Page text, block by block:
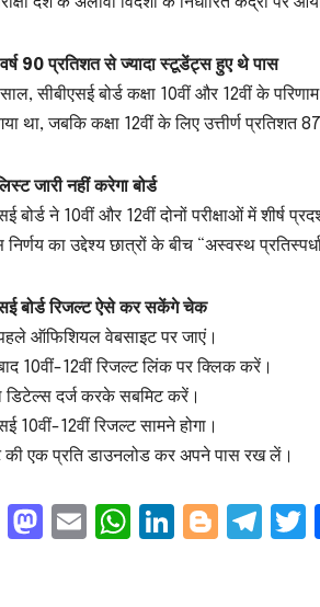
90 प्रतिशत से ज्यादा स्टूडेंट्स हुए थे पास
सीबीएसई बोर्ड कक्षा 10वीं और 12वीं के
था, जबकि कक्षा 12वीं के लिए उत्तीर्ण प्रतिशत
जारी नहीं करेगा बोर्ड
बोर्ड ने 10वीं और 12वीं दोनों परीक्षाओं में
का उद्देश्य छात्रों के बीच “अस्वस्थ
बोर्ड रिजल्ट ऐसे कर सकेंगे चेक
ऑफिशियल वेबसाइट पर जाएं।
10वीं-12वीं रिजल्ट लिंक पर क्लिक करें।
डिटेल्स दर्ज करके सबमिट करें।
10वीं-12वीं रिजल्ट सामने होगा।
की एक प्रति डाउनलोड कर अपने पास रख लें।
F
M
E
W
Li
Bl
T